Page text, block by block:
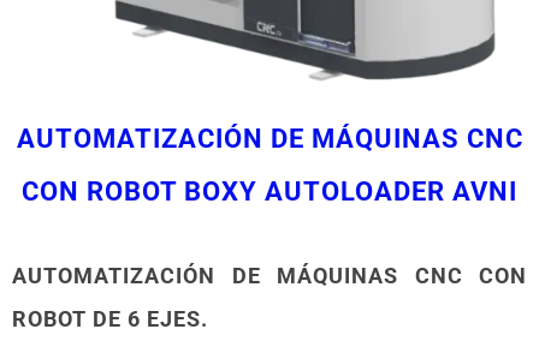
AUTOMATIZACIÓN DE MÁQUINAS CNC
CON ROBOT BOXY AUTOLOADER AVNI
AUTOMATIZACIÓN DE MÁQUINAS CNC CON
ROBOT DE 6 EJES.